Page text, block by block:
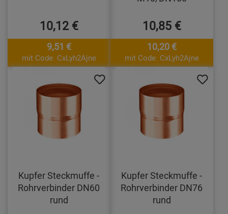
10,12 €
9,51 €
mit Code: CxLyh2Ajne
10,85 €
10,20 €
mit Code: CxLyh2Ajne
Kupfer Steckmuffe -
Rohrverbinder DN60
rund
Kupfer Steckmuffe -
Rohrverbinder DN76
rund